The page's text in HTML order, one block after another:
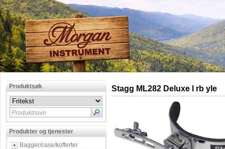
Produktsøk
Produktnavn
Produkter og tjenester
Bagger/case/kofferter
Stagg ML282 Deluxe l rb yle